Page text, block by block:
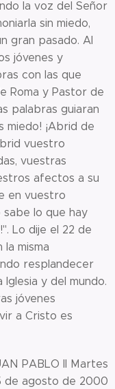
la voz del Señor
sin miedo,
gran pasado. Al
jóvenes y
con las que
Roma y Pastor de
palabras guiaran
miedo! ¡Abrid de
vuestro
vuestras
afectos a su
en vuestro
sabe lo que hay
Lo dije el 22 de
misma
resplandecer
y del mundo.
jóvenes
a Cristo es
PABLO II Martes
de agosto de 2000